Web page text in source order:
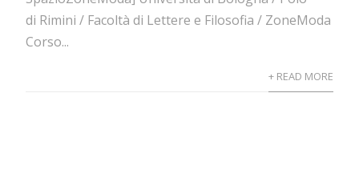
di Rimini / Facoltà di Lettere e Filosofia / ZoneModa
Corso...
+ READ MORE